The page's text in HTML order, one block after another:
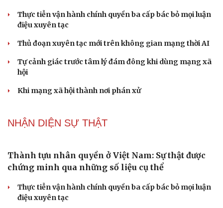
đường sắt Lào Cai - Hải Phòng
Đề xuất đầu tư công đường Vành đai 5 Hà Nội, tổng mức
đầu tư hơn 288.000 tỷ đồng
Đề xuất tích hợp hồ sơ kỹ năng vào VNeID, đón đầu lao
động chất lượng cao
Phải khắc phục triệt để tình trạng xuất bản phẩm xúc
phạm, bịa đặt về lãnh tụ
khỏi lợi thế tự nhiên
Vì một phút buông thả sau hơi men, tôi bàng hoàng
phát hiện mắc bệnh tình dục
Ranh giới mong manh giữa hài hước và phản cảm